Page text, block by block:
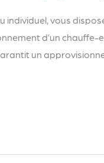
individuel, vous
d’un chauffe-
un